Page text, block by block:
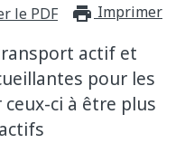
le PDF Imprimer
actif et
pour les
ci à être plus